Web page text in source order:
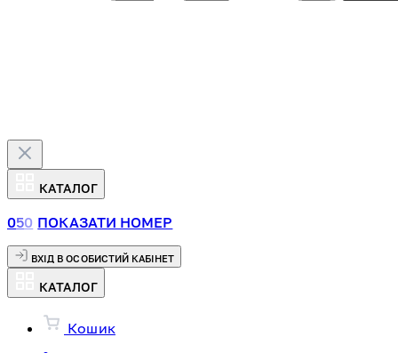
КАТАЛОГ
050 ПОКАЗАТИ НОМЕР
ВХІД В ОСОБИСТИЙ КАБІНЕТ
КАТАЛОГ
Кошик